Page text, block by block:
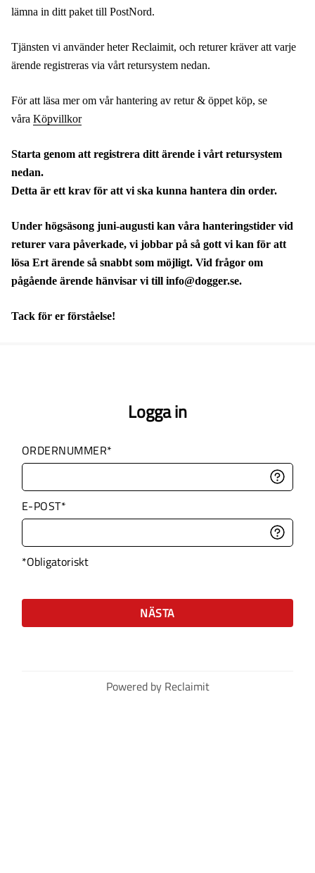
lämna in ditt paket till PostNord.
Tjänsten vi använder heter Reclaimit, och returer kräver att varje
ärende registreras via vårt retursystem nedan.
För att läsa mer om vår hantering av retur & öppet köp, se
våra Köpvillkor
Starta genom att registrera ditt ärende i vårt retursystem
nedan.
Detta är ett krav för att vi ska kunna hantera din order.
Under högsäsong juni-augusti kan våra hanteringstider vid
returer vara påverkade, vi jobbar på så gott vi kan för att
lösa Ert ärende så snabbt som möjligt. Vid frågor om
pågående ärende hänvisar vi till info@dogger.se.
Tack för er förståelse!